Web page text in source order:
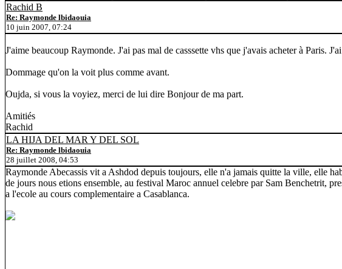
Rachid B
Re: Raymonde lbidaouia
10 juin 2007, 07:24
J'aime beaucoup Raymonde. J'ai pas mal de casssette vhs que j'avais acheter à Paris.
Dommage qu'on la voit plus comme avant.
Oujda, si vous la voyiez, merci de lui dire Bonjour de ma part.
Amitiés
Rachid
LA HIJA DEL MAR Y DEL SOL
Re: Raymonde lbidaouia
28 juillet 2008, 04:53
Raymonde Abecassis vit a Ashdod depuis toujours, elle n'a jamais quitte la ville, elle
de jours nous etions ensemble, au festival Maroc annuel celebre par Sam Benchetrit,
a l'ecole au cours complementaire a Casablanca.